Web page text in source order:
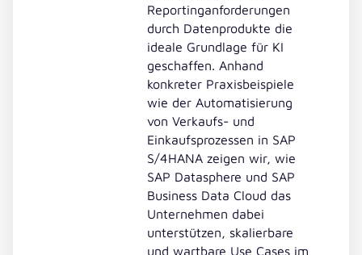
Reportinganforderungen
durch Datenprodukte die
ideale Grundlage für KI
geschaffen. Anhand
konkreter Praxisbeispiele
wie der Automatisierung
von Verkaufs- und
Einkaufsprozessen in SAP
S/4HANA zeigen wir, wie
SAP Datasphere und SAP
Business Data Cloud das
Unternehmen dabei
unterstützen, skalierbare
und wartbare Use Cases im